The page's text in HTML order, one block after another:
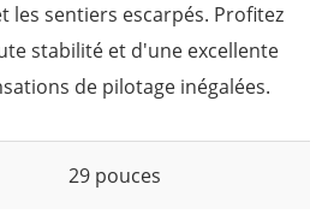
les sentiers escarpés. Profitez
stabilité et d'une excellente
de pilotage inégalées.
29 pouces